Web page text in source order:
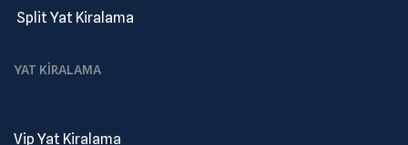
Split Yat Kiralama
YAT KIRALAMA
Vip Yat Kiralama